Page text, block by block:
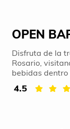
OPEN
Disfruta de la
Rosario,
bebidas dentro
4.5